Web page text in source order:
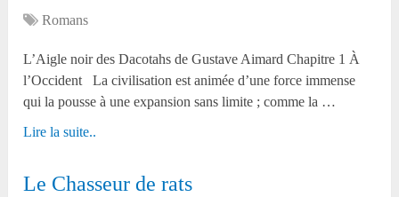
Romans
L’Aigle noir des Dacotahs de Gustave Aimard Chapitre 1 À
l’Occident La civilisation est animée d’une force immense
qui la pousse à une expansion sans limite ; comme la …
Lire la suite..
Le Chasseur de rats